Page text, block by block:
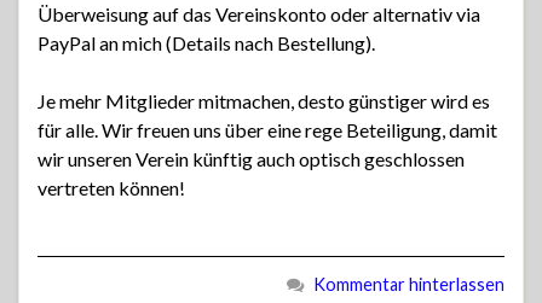
Überweisung auf das Vereinskonto oder alternativ via
PayPal an mich (Details nach Bestellung).
Je mehr Mitglieder mitmachen, desto günstiger wird es
für alle. Wir freuen uns über eine rege Beteiligung, damit
wir unseren Verein künftig auch optisch geschlossen
vertreten können!
Kommentar hinterlassen